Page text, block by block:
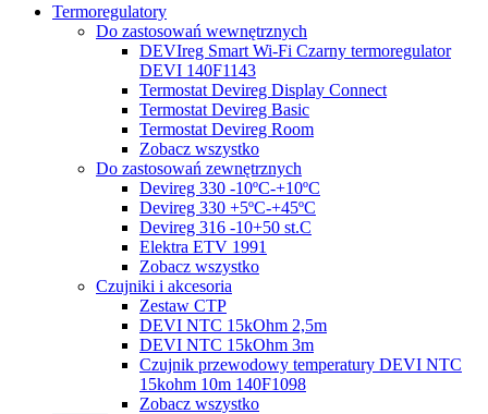
Termoregulatory
Do zastosowań wewnętrznych
DEVIreg Smart Wi-Fi Czarny termoregulator
DEVI 140F1143
Termostat Devireg Display Connect
Termostat Devireg Basic
Termostat Devireg Room
Zobacz wszystko
Do zastosowań zewnętrznych
Devireg 330 -10ºC-+10ºC
Devireg 330 +5ºC-+45ºC
Devireg 316 -10+50 st.C
Elektra ETV 1991
Zobacz wszystko
Czujniki i akcesoria
Zestaw CTP
DEVI NTC 15kOhm 2,5m
DEVI NTC 15kOhm 3m
Czujnik przewodowy temperatury DEVI NTC
15kohm 10m 140F1098
Zobacz wszystko